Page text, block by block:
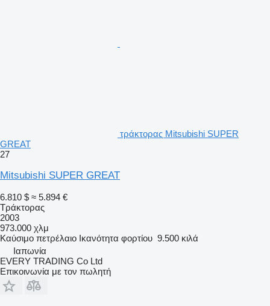
τράκτορας Mitsubishi SUPER
GREAT
27
Mitsubishi SUPER GREAT
6.810 $ ≈ 5.894 €
Τράκτορας
2003
973.000 χλμ
Καύσιμο πετρέλαιο Ικανότητα φορτίου 9.500 κιλά
Ιαπωνία
EVERY TRADING Co Ltd
Επικοινωνία με τον πωλητή